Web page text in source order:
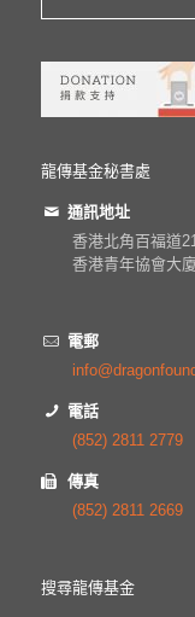
龍傳基金秘書處
通訊地址
香港北角百福道
香港青年協會大
電郵
電話
(852) 2811 2779
傳真
(852) 2811 2669
搜尋龍傳基金